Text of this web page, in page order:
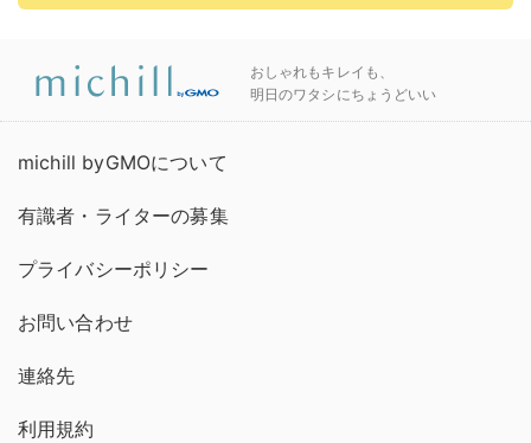
おしゃれもキレイも、
明日のワタシにちょうどいい
michill byGMOについて
有識者・ライターの募集
プライバシーポリシー
お問い合わせ
連絡先
利用規約